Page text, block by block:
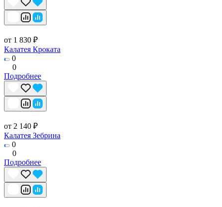
от 1 830 ₽
Калатея Кроката
0
0
Подробнее
от 2 140 ₽
Калатея Зебрина
0
0
Подробнее